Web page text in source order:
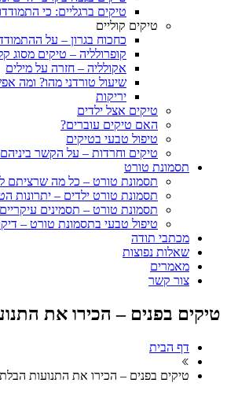
טיקים ברגליים: כי
טיקים קוליים
כחכוח בגרון – על
קופרולליה – טיקים מסוג
אקולליה – חזרה על מילים
שיעול טורדני מהו? ומה
יריקות
טיקים אצל ילדים
האם טיקים עוברים?
טיפול טבעי בטיקים
טיקים וחרדות – על הקשר ביניהם
תסמונת טורט
תסמונת טורט – כל מה שרציתם
תסמונת טורט ילדים – יתרונות
תסמונת טורט – תסמינים עיקריים
טיפול טבעי בתסמונת טורט –
מכתבי תודה
שאלות נפוצות
מאמרים
צור קשר
טיקים בפנים – הכירו את
דף הבית
טיקים בפנים – הכירו את התנועות